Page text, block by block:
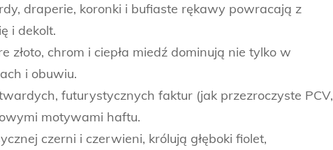
draperie, koronki i bufiaste rękawy powracają z
i dekolt.
złoto, chrom i ciepła miedź dominują nie tylko w
i obuwiu.
futurystycznych faktur (jak przezroczyste PCV,
motywami haftu.
czerni i czerwieni, królują głęboki fiolet,